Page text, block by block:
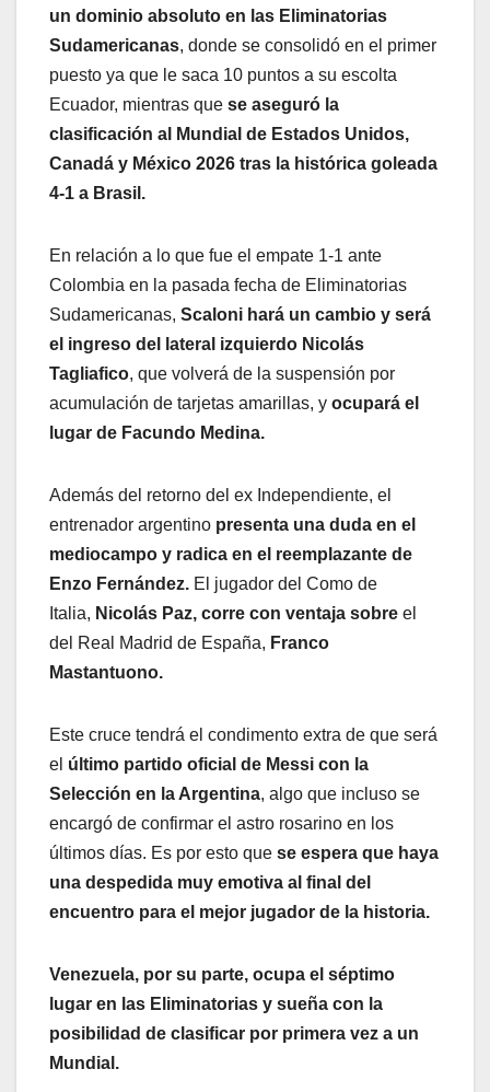
un dominio absoluto en las Eliminatorias
Sudamericanas, donde se consolidó en el primer
puesto ya que le saca 10 puntos a su escolta
Ecuador, mientras que se aseguró la
clasificación al Mundial de Estados Unidos,
Canadá y México 2026 tras la histórica goleada
4-1 a Brasil.
En relación a lo que fue el empate 1-1 ante
Colombia en la pasada fecha de Eliminatorias
Sudamericanas, Scaloni hará un cambio y será
el ingreso del lateral izquierdo Nicolás
Tagliafico, que volverá de la suspensión por
acumulación de tarjetas amarillas, y ocupará el
lugar de Facundo Medina.
Además del retorno del ex Independiente, el
entrenador argentino presenta una duda en el
mediocampo y radica en el reemplazante de
Enzo Fernández. El jugador del Como de
Italia, Nicolás Paz, corre con ventaja sobre el
del Real Madrid de España, Franco
Mastantuono.
Este cruce tendrá el condimento extra de que será
el último partido oficial de Messi con la
Selección en la Argentina, algo que incluso se
encargó de confirmar el astro rosarino en los
últimos días. Es por esto que se espera que haya
una despedida muy emotiva al final del
encuentro para el mejor jugador de la historia.
Venezuela, por su parte, ocupa el séptimo
lugar en las Eliminatorias y sueña con la
posibilidad de clasificar por primera vez a un
Mundial.